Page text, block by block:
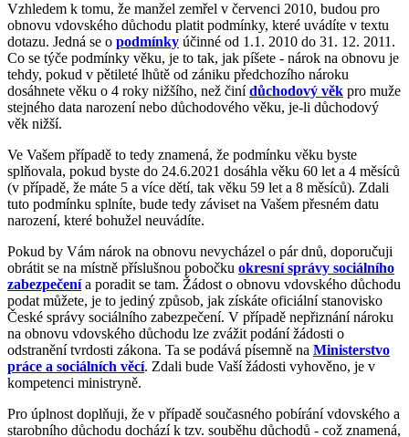
Vzhledem k tomu, že manžel zemřel v červenci 2010, budou pro
obnovu vdovského důchodu platit podmínky, které uvádíte v textu
dotazu. Jedná se o podmínky účinné od 1.1. 2010 do 31. 12. 2011.
Co se týče podmínky věku, je to tak, jak píšete - nárok na obnovu je
tehdy, pokud v pětileté lhůtě od zániku předchozího nároku
dosáhnete věku o 4 roky nižšího, než činídůchodový věk pro muže
stejného data narození nebo důchodového věku, je-li důchodový
věk nižší.
Ve Vašem případě to tedy znamená, že podmínku věku byste
splňovala, pokud byste do 24.6.2021 dosáhla věku 60 let a 4 měsíců
(v případě, že máte 5 a více dětí, tak věku 59 let a 8 měsíců). Zdali
tuto podmínku splníte, bude tedy záviset na Vašem přesném datu
narození, které bohužel neuvádíte.
Pokud by Vám nárok na obnovu nevycházel o pár dnů, doporučuji
obrátit se na místně příslušnou pobočku okresní správy sociálního
zabezpečenía poradit se tam. Žádost o obnovu vdovského důchodu
podat můžete, je to jediný způsob, jak získáte oficiální stanovisko
České správy sociálního zabezpečení. V případě nepřiznání nároku
na obnovu vdovského důchodu lze zvážit podání žádosti o
odstranění tvrdosti zákona. Ta se podává písemně na Ministerstvo
práce a sociálních věcí. Zdali bude Vaší žádosti vyhověno, je v
kompetenci ministryně.
Pro úplnost doplňuji, že v případě současného pobírání vdovského a
starobního důchodu dochází k tzv. souběhu důchodů - což znamená,